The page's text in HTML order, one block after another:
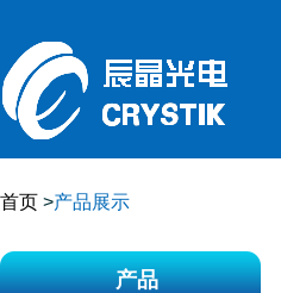
首页 >产品展示
产品